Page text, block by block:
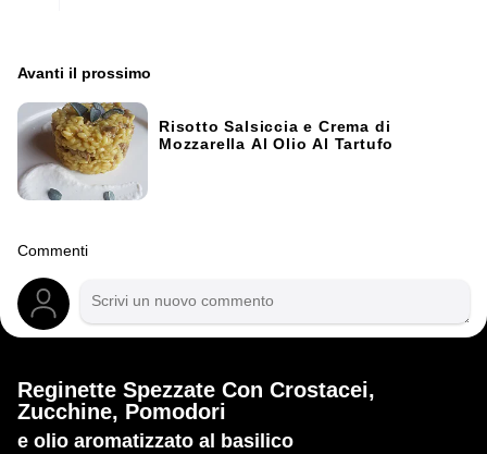
Avanti il ​​prossimo
Risotto Salsiccia e Crema di
Mozzarella Al Olio Al Tartufo
Commenti
Reginette Spezzate Con Crostacei,
Zucchine, Pomodori
e olio aromatizzato al basilico